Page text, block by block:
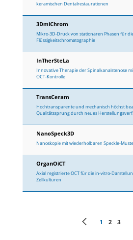
keramischen Dentalrestaurationen
3DmiChrom
Mikro-3D-Druck von stationären Phasen für
Flüssigkeitschromatographie
InTherSteLa
Innovative Therapie der Spinalkanalstenose
OCT-Kontrolle
TransCeram
Hochtransparente und mechanisch höchst
Qualitätssprung durch neues
NanoSpeck3D
Nanoskopie mit wiederholbaren Speckle-
OrganOiCT
Axial registrierte OCT für die in-vitro-
Zellkulturen
1 2 3